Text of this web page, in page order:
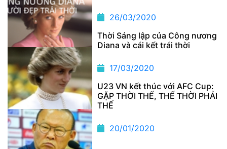
26/03/2020
Thời Sáng lập của Công nương
Diana và cái kết trái thời
17/03/2020
U23 VN kết thúc với AFC Cup:
GẶP THỜI THẾ, THẾ THỜI PHẢI
THẾ
20/01/2020